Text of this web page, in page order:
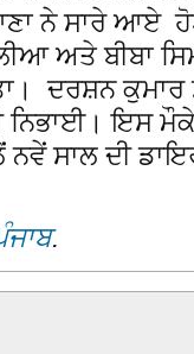
ਨੇ ਸਾਰੇ ਆਏ
ਅਤੇ ਬੀਬਾ
ਦਰਸ਼ਨ
ਨਿਭਾਈ। ਇਸ ਮੌਕੇ
ਸਾਲ ਦੀ
.